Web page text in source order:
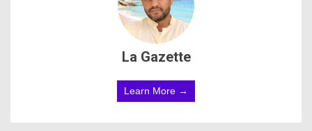
La Gazette
Learn More →